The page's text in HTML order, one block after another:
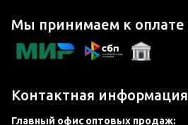
Мы принимаем к оплате
Контактная информация
Главный офис оптовых продаж: